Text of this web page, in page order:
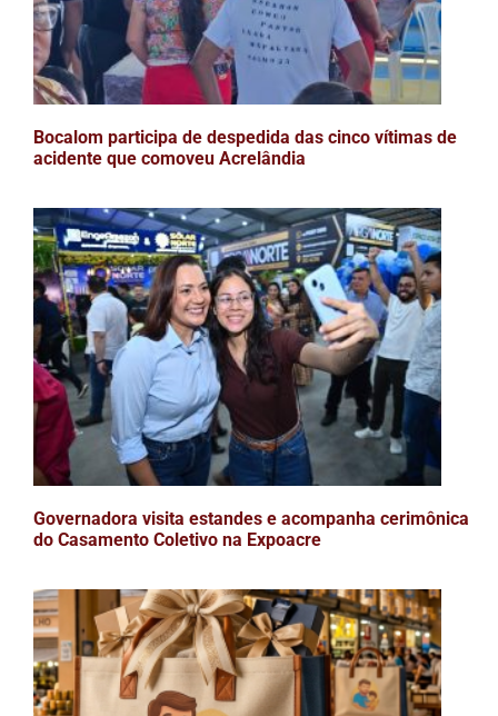
Bocalom participa de despedida das cinco vítimas de
acidente que comoveu Acrelândia
Governadora visita estandes e acompanha cerimônica
do Casamento Coletivo na Expoacre